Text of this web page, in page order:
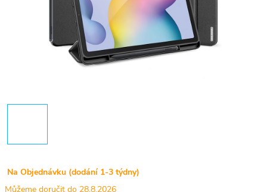
Na Objednávku (dodání 1-3 týdny)
28.8.2026